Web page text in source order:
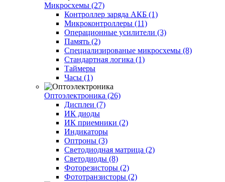
Микросхемы (27)
Контроллер заряда АКБ (1)
Микроконтроллеры (11)
Операционные усилители (3)
Память (2)
Специализированые микросхемы (8)
Стандартная логика (1)
Таймеры
Часы (1)
Оптоэлектроника (26)
Дисплеи (7)
ИК диоды
ИК приемники (2)
Индикаторы
Оптроны (3)
Светодиодная матрица (2)
Светодиоды (8)
Фоторезисторы (2)
Фототранзисторы (2)